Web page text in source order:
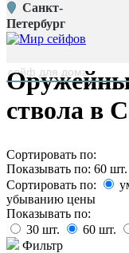
Санкт-
Петербург
Главная страница
Каталог
наверх
ствола в
Сортировать по:
Показывать по: 60 шт.
Сортировать по:
убыванию цены
Показывать по:
30 шт. 60 шт.
Фильтр